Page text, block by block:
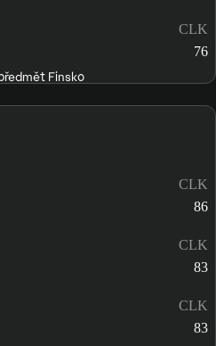
CLK
76
Finsko
CLK
86
CLK
83
CLK
83